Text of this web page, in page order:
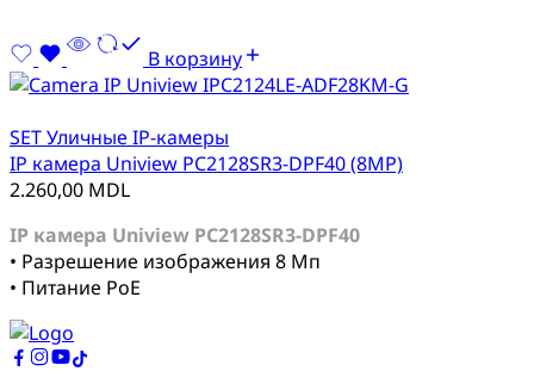
В корзину
SET Уличные IP-камеры
IP камера Uniview PC2128SR3-DPF40 (8MP)
2.260,00 MDL
IP камера Uniview PC2128SR3-DPF40
• Разрешение изображения 8 Мп
• Питание PoE